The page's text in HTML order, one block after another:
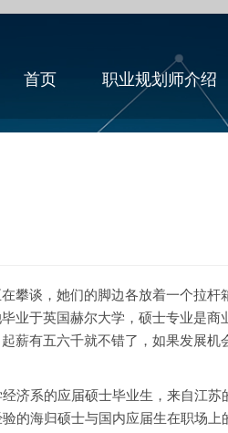
首页 职业规划师介绍
谈，她们的脚边各放着一个拉杆
业于英国赫尔大学，硕士专业是
薪有五六千就不错了，如果发展
系的应届硕士毕业生，来自江苏
的海归硕士与国内应届生在职场